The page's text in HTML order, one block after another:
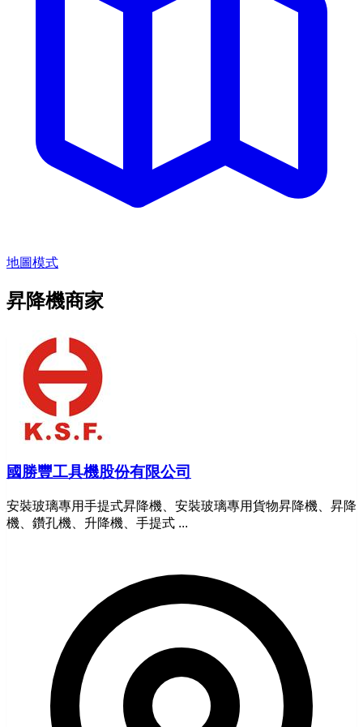
地圖模式
昇降機商家
國勝豐工具機股份有限公司
安裝玻璃專用手提式昇降機、安裝玻璃專用貨物昇降機、昇降
機、鑽孔機、升降機、手提式 ...